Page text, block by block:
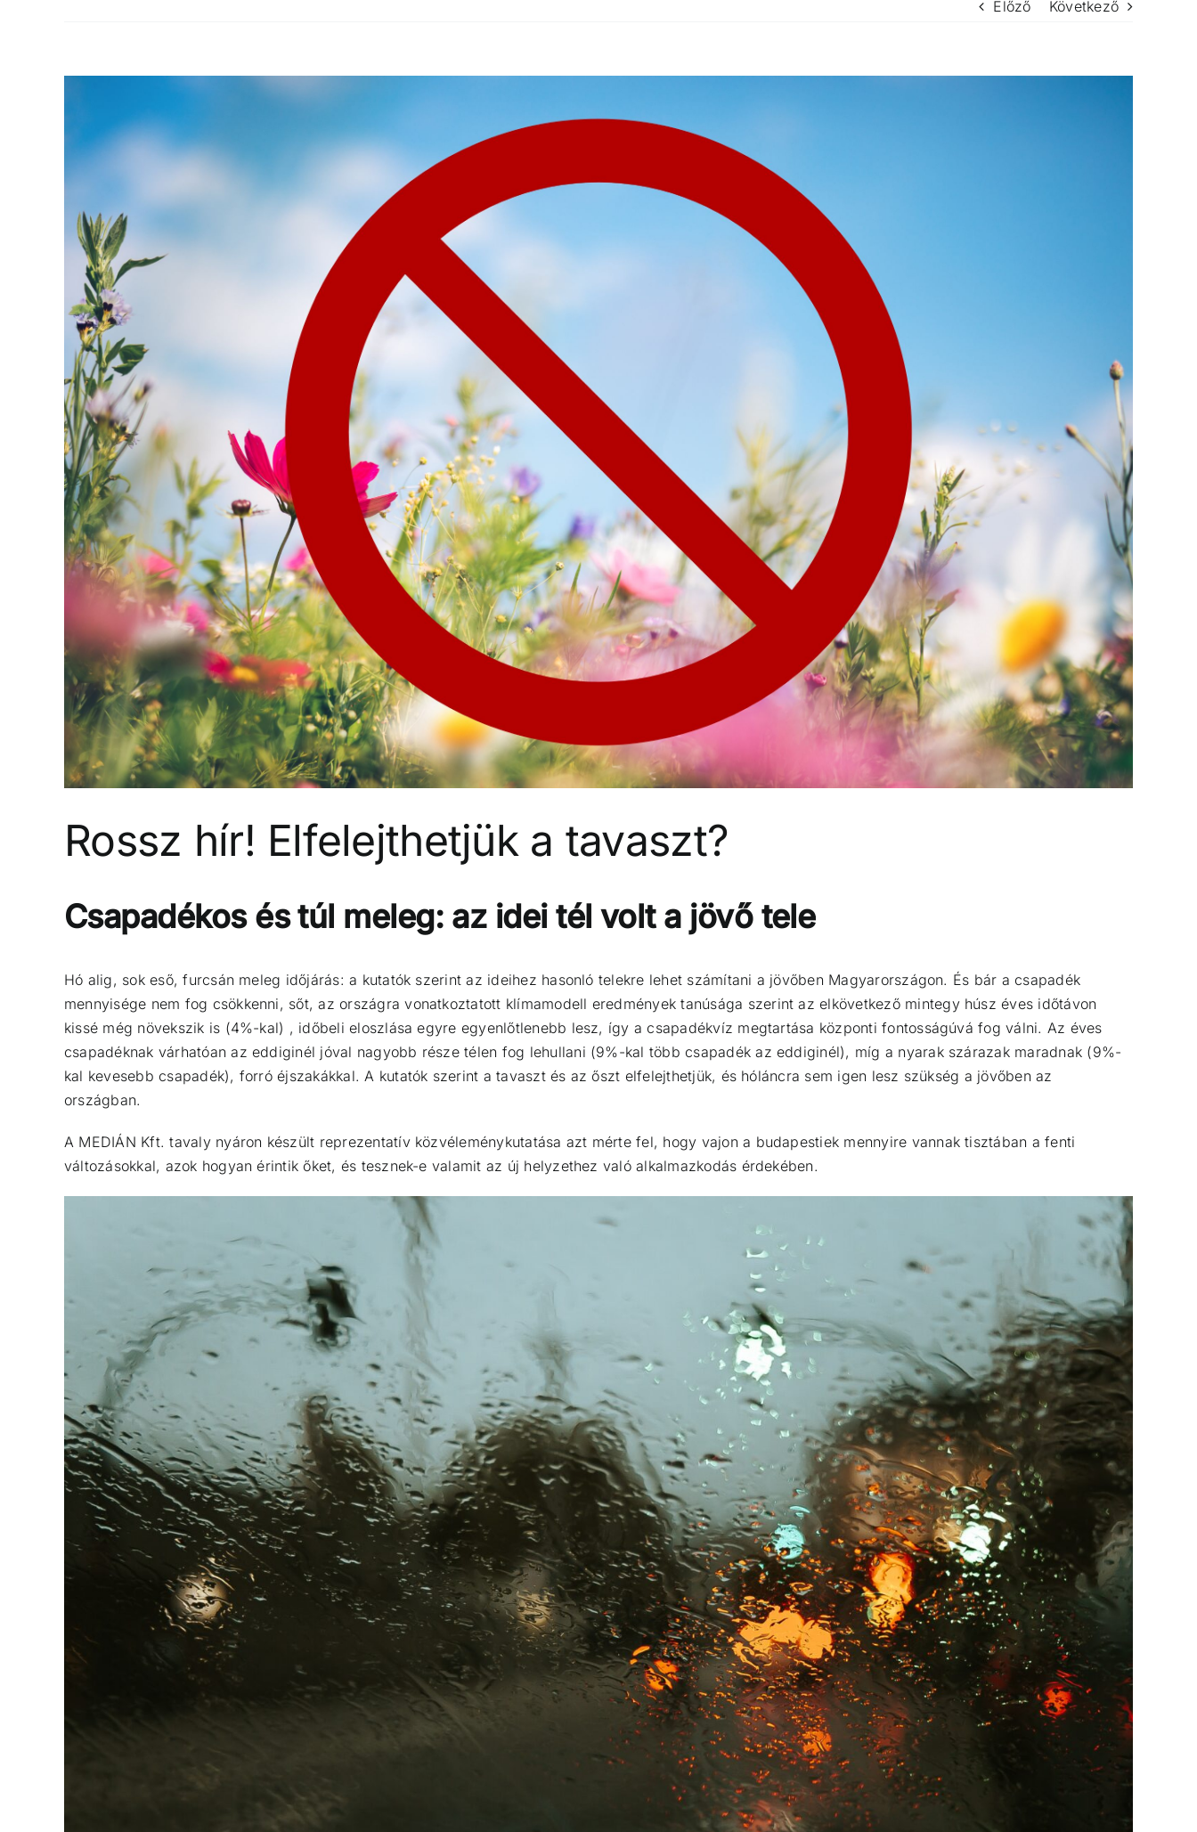
Előző Következő
Image
Rossz hír! Elfelejthetjük a tavaszt?
Csapadékos és túl meleg: az idei tél volt a jövő tele
Hó alig, sok eső, furcsán meleg időjárás: a kutatók szerint az ideihez hasonló telekre lehet számítani a jövőben Magyarországon. És bár a csapadék
mennyisége nem fog csökkenni, sőt, az országra vonatkoztatott klímamodell eredmények tanúsága szerint az elkövetkező mintegy húsz éves időtávon
kissé még növekszik is (4%-kal) , időbeli eloszlása egyre egyenlőtlenebb lesz, így a csapadékvíz megtartása központi fontosságúvá fog válni. Az éves
csapadéknak várhatóan az eddiginél jóval nagyobb része télen fog lehullani (9%-kal több csapadék az eddiginél), míg a nyarak szárazak maradnak (9%-
kal kevesebb csapadék), forró éjszakákkal. A kutatók szerint a tavaszt és az őszt elfelejthetjük, és hóláncra sem igen lesz szükség a jövőben az
országban.
A MEDIÁN Kft. tavaly nyáron készült reprezentatív közvéleménykutatása azt mérte fel, hogy vajon a budapestiek mennyire vannak tisztában a fenti
változásokkal, azok hogyan érintik őket, és tesznek-e valamit az új helyzethez való alkalmazkodás érdekében.